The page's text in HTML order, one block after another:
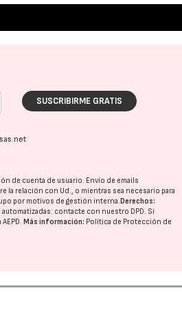
SUSCRIBIRME GRATIS
de cuenta de usuario. Envío de emails
la relación con Ud., o mientras sea necesario para
por motivos de gestión interna.Derechos:
contacte con nuestro DPD. Si
AEPD.Más información: Política de Protección de